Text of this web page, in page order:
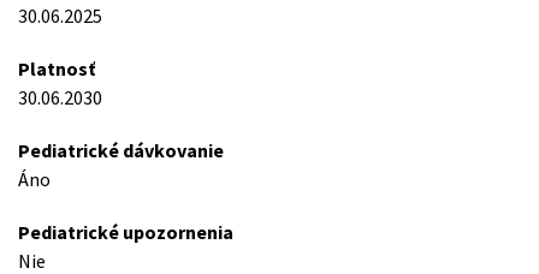
30.06.2025
Platnosť
30.06.2030
Pediatrické dávkovanie
Áno
Pediatrické upozornenia
Nie